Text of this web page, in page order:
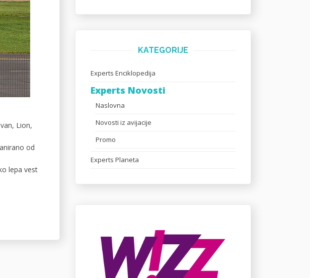
Lion,
od
lepa vest
KATEGORIJE
Experts Enciklopedija
Experts Novosti
Naslovna
Novosti iz avijacije
Promo
Experts Planeta